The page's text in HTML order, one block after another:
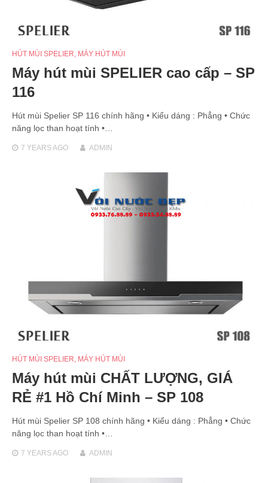
HÚT MÙI SPELIER MÁY HÚT MÙI
Máy hút mùi SPELIER cao cấp – SP
116
Hút mùi Spelier SP 116 chính hãng • Kiểu dáng : Phẳng • Chức
năng lọc than hoạt tính •…
7 YEARSAGO ADMIN
HÚT MÙI SPELIER, MÁY HÚT MÙI
Máy hút mùi CHẤT LƯỢNG, GIÁ
RẺ #1 Hồ Chí Minh – SP 108
Hút mùi Spelier SP 108 chính hãng • Kiểu dáng : Phẳng • Chức
năng lọc than hoạt tính •…
7 YEARSAGO ADMIN